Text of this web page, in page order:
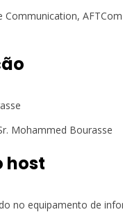
Communication,
Mohammed Bourasse
host
no equipamento de